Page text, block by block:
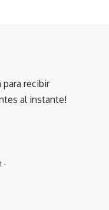
para recibir
al instante!
-